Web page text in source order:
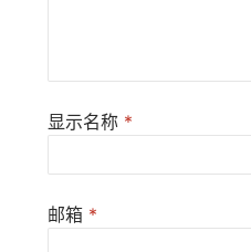
显示名称 *
邮箱 *